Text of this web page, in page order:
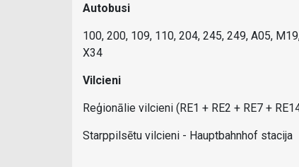
Autobusi
100, 200, 109, 110, 204, 245, 249, A05,
X34
Vilcieni
Reģionālie vilcieni (RE1 + RE2 + RE7 +
Starppilsētu vilcieni - Hauptbahnhof stacija